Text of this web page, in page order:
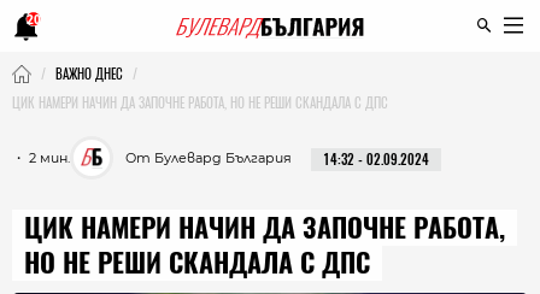
20
ВАЖНО ДНЕС
ЦИК НАМЕРИ НАЧИН ДА ЗАПОЧНЕ РАБОТА, НО НЕ РЕШИ СКАНДАЛА С ДПС
・ 2 мин. От Булевард България 14:32 - 02.09.2024
ЦИК НАМЕРИ НАЧИН ДА ЗАПОЧНЕ РАБОТА,
НО НЕ РЕШИ СКАНДАЛА С ДПС